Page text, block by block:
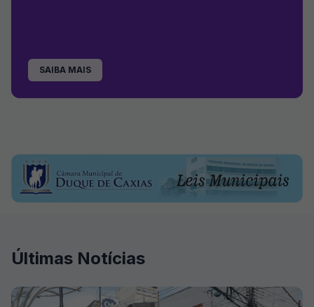
SAIBA MAIS
Últimas Notícias